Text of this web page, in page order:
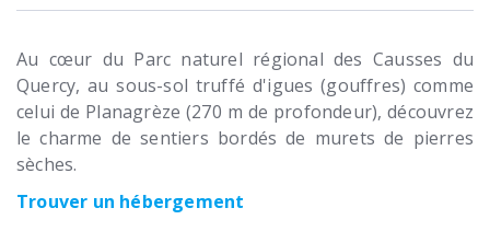
Au cœur du Parc naturel régional des Causses du
Quercy, au sous-sol truffé d'igues (gouffres) comme
celui de Planagrèze (270 m de profondeur), découvrez
le charme de sentiers bordés de murets de pierres
sèches.
Trouver un hébergement